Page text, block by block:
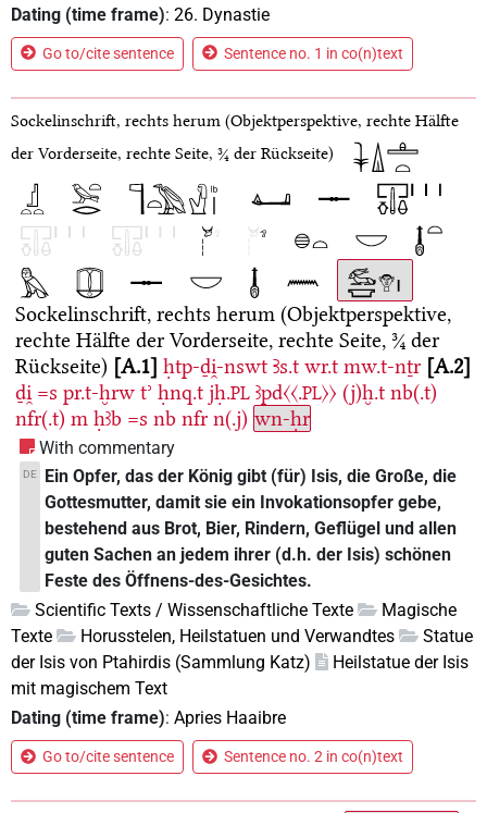
Dating (time frame): 26. Dynastie
Go to/cite sentence Sentence no. 1 in co(n)text
Sockelinschrift, rechts herum (Objektperspektive, rechte Hälfte
der Vorderseite, rechte Seite, ¾ der Rückseite)
Sockelinschrift, rechts herum (Objektperspektive,
rechte Hälfte der Vorderseite, rechte Seite, ¾ der
Rückseite) A.1 ḥtp-ḏi̯-nswt Ꜣs.t wr.t mw.t-nṯr A.2
ḏi̯ =s pr.t-ḫrw tʾ ḥnq.t jḥ.PL ꜣpd〈〈.PL〉〉 (j)ḫ.t nb(.t)
nfr(.t) m ḥꜣb =s nb nfr n(.j) wn-ḥr
With commentary
DE
Ein Opfer, das der König gibt (für) Isis, die Große, die
Gottesmutter, damit sie ein Invokationsopfer gebe,
bestehend aus Brot, Bier, Rindern, Geflügel und allen
guten Sachen an jedem ihrer (d.h. der Isis) schönen
Feste des Öffnens-des-Gesichtes.
Scientific Texts / Wissenschaftliche Texte
Magische
Texte
Horusstelen, Heilstatuen und Verwandtes
Statue
der Isis von Ptahirdis (Sammlung Katz)
Heilstatue der Isis
mit magischem Text
Dating (time frame): Apries Haaibre
Go to/cite sentence Sentence no. 2 in co(n)text